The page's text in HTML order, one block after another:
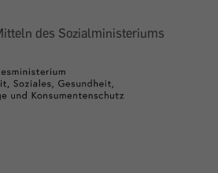
des Sozialministeriums